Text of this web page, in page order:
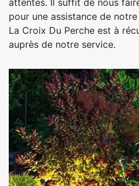
pour une assistance de
La Croix Du Perche est à
auprès de notre service.